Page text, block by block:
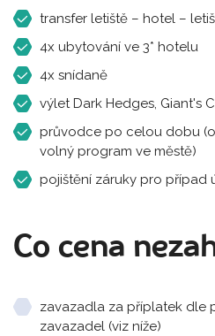
transfer letiště – hotel –
4x ubytování ve 3* hotelu
4x snídaně
výlet Dark Hedges, Giant's
průvodce po celou dobu
volný program ve městě)
pojištění záruky pro případ
Co cena
zavazadla za příplatek dle
zavazadel (viz níže)